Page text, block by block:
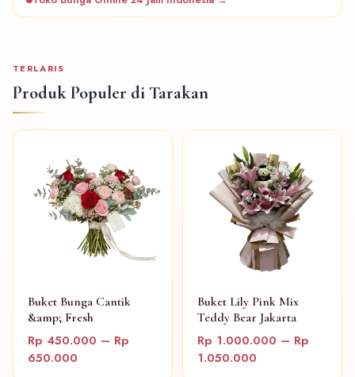
TERLARIS
Produk Populer di Tarakan
Buket Bunga Cantik
&amp; Fresh
Rp 450.000 – Rp
650.000
Buket Lily Pink Mix
Teddy Bear Jakarta
Rp 1.000.000 – Rp
1.050.000